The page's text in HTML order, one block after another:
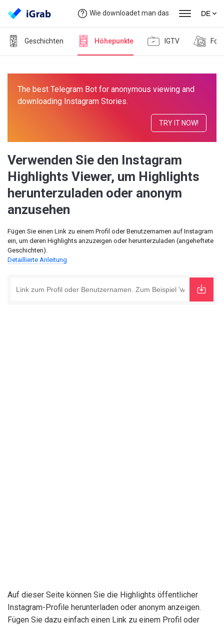
Wie downloadet man das DE
Geschichten Höhepunkte IGTV Foto
The best Telegram Bot for anonymous viewing and
downloading Instagram Stories.
TRY IT NOW!
Verwenden Sie den Instagram
Highlights Viewer, um Highlights
herunterzuladen oder anonym
anzusehen
Fügen Sie einen Link zu einem Profil oder Benutzernamen auf Instagram
ein, um deren Highlights anzuzeigen oder herunterzuladen (angeheftete
Geschichten).
Detaillierte Anleitung
Auf dieser Seite können Sie die Highlights öffentlicher
Instagram-Profile herunterladen oder anonym anzeigen.
Fügen Sie dazu einfach einen Link zu einem Profil oder